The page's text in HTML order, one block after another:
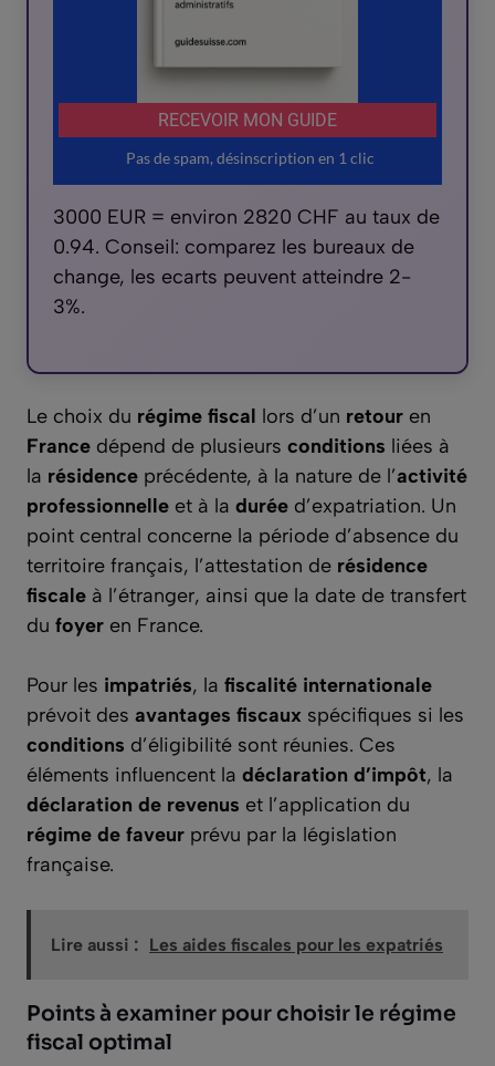
3000 EUR = environ 2820 CHF au taux de
0.94. Conseil: comparez les bureaux de
change, les ecarts peuvent atteindre 2-
3%.
Le choix du régime fiscal lors d’un retour en
France dépend de plusieurs conditions liées à
la résidence précédente, à la nature de l’activité
professionnelle et à la durée d’expatriation. Un
point central concerne la période d’absence du
territoire français, l’attestation de résidence
fiscale à l’étranger, ainsi que la date de transfert
du foyer en France.
Pour les impatriés, la fiscalité internationale
prévoit des avantages fiscaux spécifiques si les
conditions d’éligibilité sont réunies. Ces
éléments influencent la déclaration d’impôt, la
déclaration de revenus et l’application du
régime de faveur prévu par la législation
française.
Lire aussi : Les aides fiscales pour les expatriés
Points à examiner pour choisir le régime
fiscal optimal